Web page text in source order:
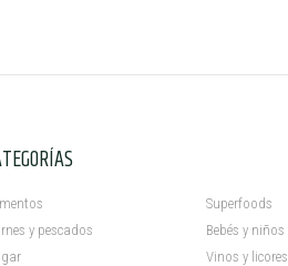
y pescados
Superfoods
Bebés y niños
Vinos y licores